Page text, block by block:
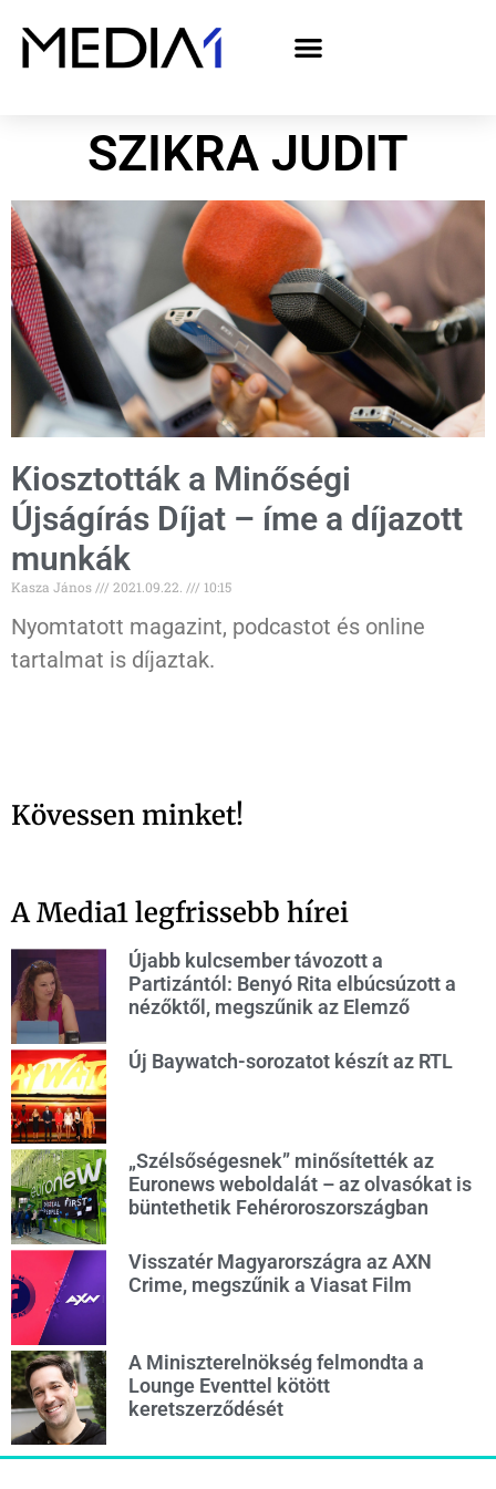
SZIKRA JUDIT
Kiosztották a Minőségi
Újságírás Díjat – íme a díjazott
munkák
Kasza János 2021.09.22. 10:15
Nyomtatott magazint, podcastot és online
tartalmat is díjaztak.
Kövessen minket!
A Media1 legfrissebb hírei
Újabb kulcsember távozott a
Partizántól: Benyó Rita elbúcsúzott a
nézőktől, megszűnik az Elemző
Új Baywatch-sorozatot készít az RTL
„Szélsőségesnek” minősítették az
Euronews weboldalát – az olvasókat is
büntethetik Fehéroroszországban
Visszatér Magyarországra az AXN
Crime, megszűnik a Viasat Film
A Miniszterelnökség felmondta a
Lounge Eventtel kötött
keretszerződését